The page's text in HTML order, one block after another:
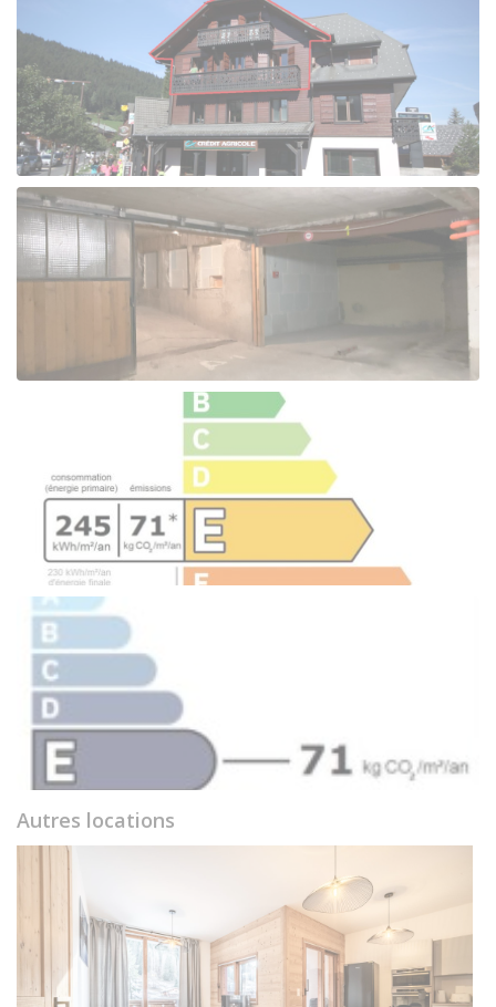
Autres locations